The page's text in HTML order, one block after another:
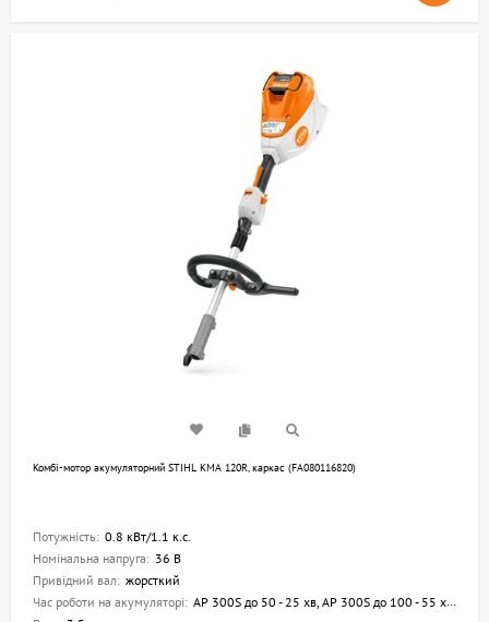
Комбі-мотор акумуляторний STIHL KMA 120R, каркас (FA080116820)
Потужність: 0.8 кВт/1.1 к.с.
Номінальна напруга: 36 В
Привідний вал: жорсткий
Час роботи на акумуляторі: AP 300S до 50 - 25 хв, AP 300S до 100 - 55 хв, AP 500S до 60 - 30 хв, AP 500S до 120 - 60 хв, AR 2000L до 180 - 90 хв, AR 2000L до 360 - 180 хв, AR 3000L до 270 - 130 хв, AR 3000L до 490 - 260 хв